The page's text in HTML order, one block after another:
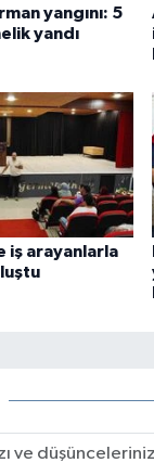
yangını: 5
yandı
iş arayanlarla